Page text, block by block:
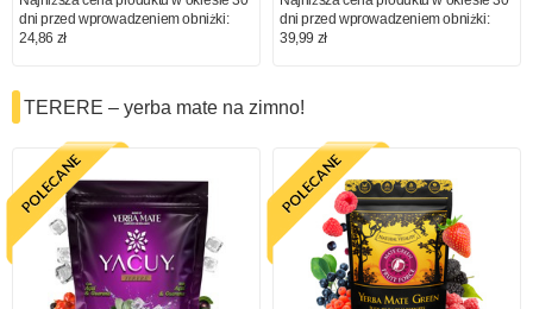
dni przed wprowadzeniem obniżki:
24,86 zł
dni przed wprowadzeniem obniżki:
39,99 zł
TERERE – yerba mate na zimno!